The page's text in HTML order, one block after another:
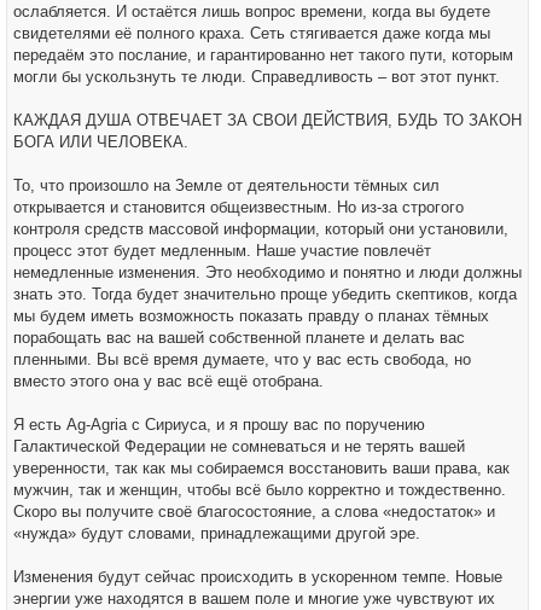
ослабляется. И остаётся лишь вопрос времени, когда вы будете
свидетелями её полного краха. Сеть стягивается даже когда мы
передаём это послание, и гарантированно нет такого пути, которым
могли бы ускользнуть те люди. Справедливость – вот этот пункт.
КАЖДАЯ ДУША ОТВЕЧАЕТ ЗА СВОИ ДЕЙСТВИЯ, БУДЬ ТО ЗАКОН
БОГА ИЛИ ЧЕЛОВЕКА.
То, что произошло на Земле от деятельности тёмных сил
открывается и становится общеизвестным. Но из-за строгого
контроля средств массовой информации, который они установили,
процесс этот будет медленным. Наше участие повлечёт
немедленные изменения. Это необходимо и понятно и люди должны
знать это. Тогда будет значительно проще убедить скептиков, когда
мы будем иметь возможность показать правду о планах тёмных
порабощать вас на вашей собственной планете и делать вас
пленными. Вы всё время думаете, что у вас есть свобода, но
вместо этого она у вас всё ещё отобрана.
Я есть Ag-Agria с Сириуса, и я прошу вас по поручению
Галактической Федерации не сомневаться и не терять вашей
уверенности, так как мы собираемся восстановить ваши права, как
мужчин, так и женщин, чтобы всё было корректно и тождественно.
Скоро вы получите своё благосостояние, а слова «недостаток» и
«нужда» будут словами, принадлежащими другой эре.
Изменения будут сейчас происходить в ускоренном темпе. Новые
энергии уже находятся в вашем поле и многие уже чувствуют их